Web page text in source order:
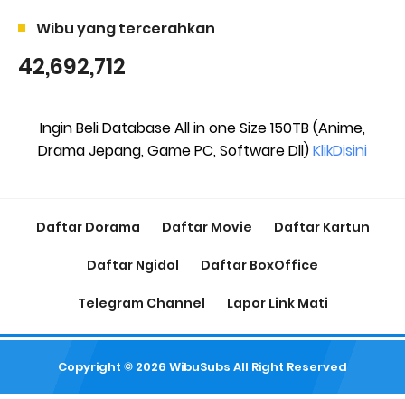
Wibu yang tercerahkan
42,692,712
Ingin Beli Database All in one Size 150TB (Anime,
Drama Jepang, Game PC, Software Dll)KlikDisini
Daftar Dorama Daftar Movie Daftar Kartun
Daftar Ngidol Daftar BoxOffice
Telegram Channel Lapor Link Mati
Copyright © 2026 WibuSubs All Right Reserved